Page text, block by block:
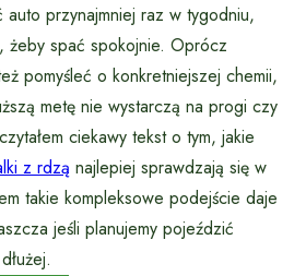
auto przynajmniej raz w tygodniu,
żeby spać spokojnie. Oprócz
pomyśleć o konkretniejszej chemii,
metę nie wystarczą na progi czy
ciekawy tekst o tym, jakie
z rdzą najlepiej sprawdzają się w
takie kompleksowe podejście daje
jeśli planujemy pojeździć